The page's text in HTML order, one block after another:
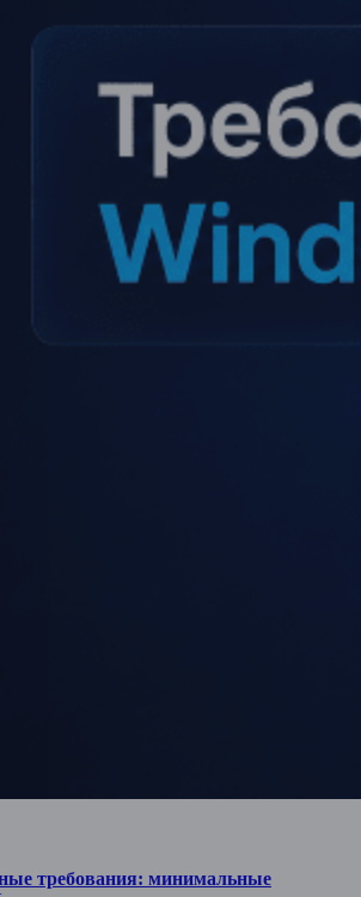
требования: минимальные